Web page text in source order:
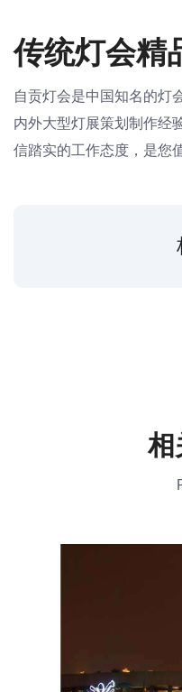
传统灯会精
自贡灯会是中国知名的灯
内外大型灯展策划制作经
信踏实的工作态度，是您
相